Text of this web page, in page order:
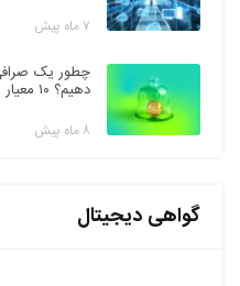
۷ ماه پیش
چطور یک
دهیم؟ ۱۰ معیار مهم!
۸ ماه پیش
گواهی دیجیتال